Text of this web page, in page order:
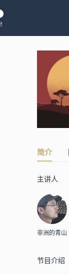
简介
主讲人
非洲的青山
节目介绍